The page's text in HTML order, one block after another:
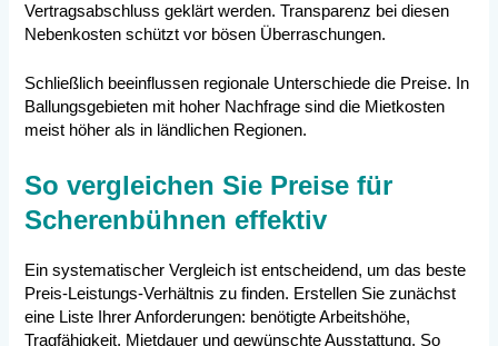
Vertragsabschluss geklärt werden. Transparenz bei diesen
Nebenkosten schützt vor bösen Überraschungen.
Schließlich beeinflussen regionale Unterschiede die Preise. In
Ballungsgebieten mit hoher Nachfrage sind die Mietkosten
meist höher als in ländlichen Regionen.
So vergleichen Sie Preise für
Scherenbühnen effektiv
Ein systematischer Vergleich ist entscheidend, um das beste
Preis-Leistungs-Verhältnis zu finden. Erstellen Sie zunächst
eine Liste Ihrer Anforderungen: benötigte Arbeitshöhe,
Tragfähigkeit, Mietdauer und gewünschte Ausstattung. So